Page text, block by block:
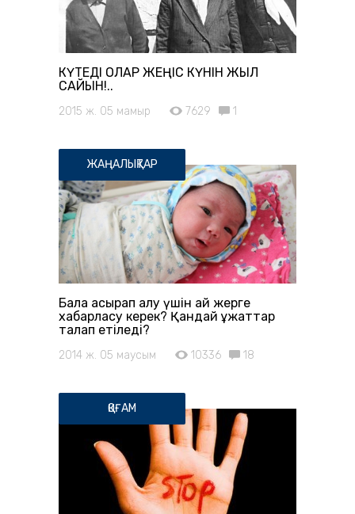
КҮТЕДІ ОЛАР ЖЕҢІС КҮНІН ЖЫЛ
САЙЫН!..
2015 ж. 05 мамыр 7629 1
ЖАҢАЛЫҚТАР
Бала асырап алу үшін қай жерге
хабарласу керек? Қандай құжаттар
талап етіледі?
2014 ж. 05 маусым 10336 18
ҚОҒАМ